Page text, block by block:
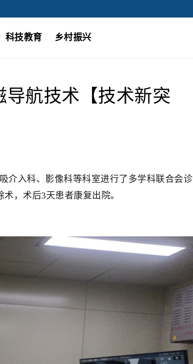
科技教育 乡村振兴
航技术【技术新突
介入科、影像科等科室进行了多学科联合会诊
，术后3天患者康复出院。